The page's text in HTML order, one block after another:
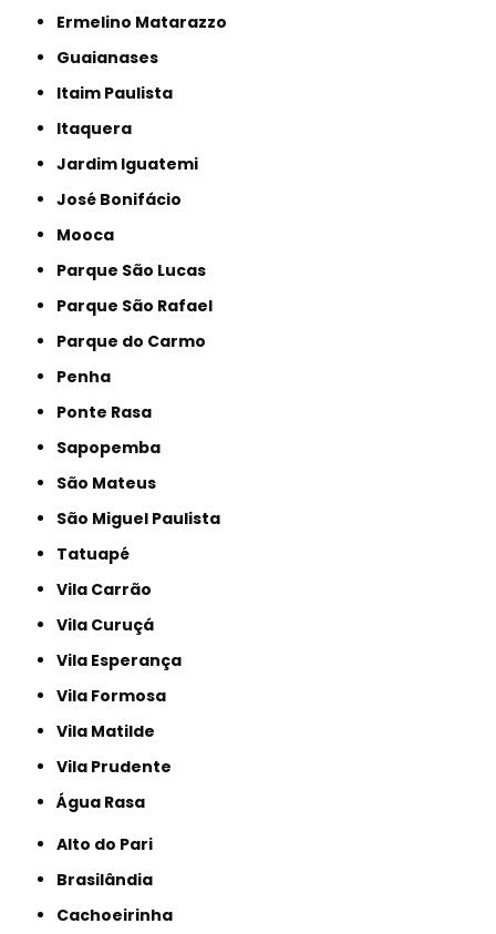
Ermelino Matarazzo
Guaianases
Itaim Paulista
Itaquera
Jardim Iguatemi
José Bonifácio
Mooca
Parque São Lucas
Parque São Rafael
Parque do Carmo
Penha
Ponte Rasa
Sapopemba
São Mateus
São Miguel Paulista
Tatuapé
Vila Carrão
Vila Curuçá
Vila Esperança
Vila Formosa
Vila Matilde
Vila Prudente
Água Rasa
Alto do Pari
Brasilândia
Cachoeirinha